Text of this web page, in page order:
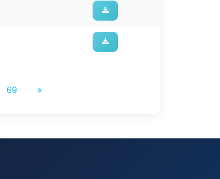
69 »